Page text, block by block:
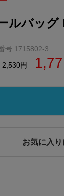
ルバッグ
号 1715802-3
2,530
お気に入